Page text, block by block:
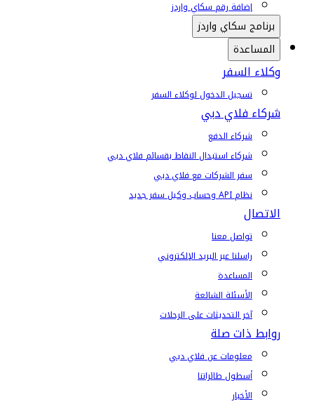
إضافة رقم سكاي واردز
برنامج سكاي واردز
المساعدة
وكلاء السفر
تسجيل الدخول لوكلاء السفر
شركاء فلاي دبي
شركاء الدفع
شركاء استبدال النقاط بقسائم فلاي دبي
سفر الشركات مع فلاي دبي
نظام API وحساب وكيل سفر جديد
الاتصال
تواصل معنا
راسلنا عبر البريد الإلكتروني
المساعدة
الأسئلة الشائعة
آخر التحديثات على الرحلات
روابط ذات صلة
معلومات عن فلاي دبي
أسطول طائراتنا
الأخبار